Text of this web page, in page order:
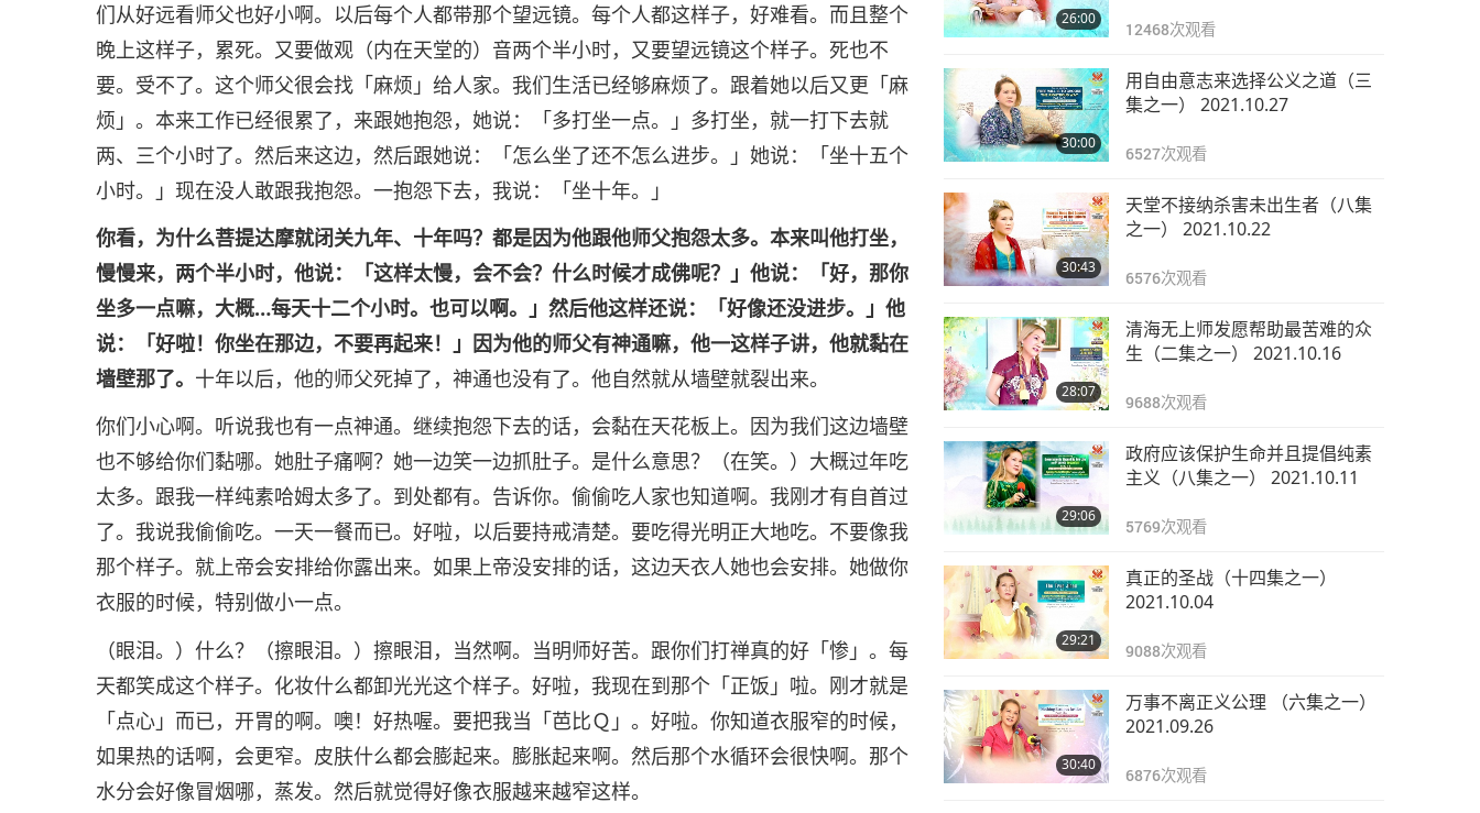
们从好远看师父也好小啊。以后每个人都带那个望远镜。每个人都这样子，好难看。而且整个
晚上这样子，累死。又要做观（内在天堂的）音两个半小时，又要望远镜这个样子。死也不
要。受不了。这个师父很会找「麻烦」给人家。我们生活已经够麻烦了。跟着她以后又更「麻
烦」。本来工作已经很累了，来跟她抱怨，她说：「多打坐一点。」多打坐，就一打下去就
两、三个小时了。然后来这边，然后跟她说：「怎么坐了还不怎么进步。」她说：「坐十五个
小时。」现在没人敢跟我抱怨。一抱怨下去，我说：「坐十年。」
你看，为什么菩提达摩就闭关九年、十年吗？都是因为他跟他师父抱怨太多。本来叫他打坐，
慢慢来，两个半小时，他说：「这样太慢，会不会？什么时候才成佛呢？」他说：「好，那你
坐多一点嘛，大概…每天十二个小时。也可以啊。」然后他这样还说：「好像还没进步。」他
说：「好啦！你坐在那边，不要再起来！」因为他的师父有神通嘛，他一这样子讲，他就黏在
墙壁那了。 十年以后，他的师父死掉了，神通也没有了。他自然就从墙壁就裂出来。
你们小心啊。听说我也有一点神通。继续抱怨下去的话，会黏在天花板上。因为我们这边墙壁
也不够给你们黏哪。她肚子痛啊？她一边笑一边抓肚子。是什么意思？（在笑。）大概过年吃
太多。跟我一样纯素哈姆太多了。到处都有。告诉你。偷偷吃人家也知道啊。我刚才有自首过
了。我说我偷偷吃。一天一餐而已。好啦，以后要持戒清楚。要吃得光明正大地吃。不要像我
那个样子。就上帝会安排给你露出来。如果上帝没安排的话，这边天衣人她也会安排。她做你
衣服的时候，特别做小一点。
（眼泪。）什么？（擦眼泪。）擦眼泪，当然啊。当明师好苦。跟你们打禅真的好「惨」。每
天都笑成这个样子。化妆什么都卸光光这个样子。好啦，我现在到那个「正饭」啦。刚才就是
「点心」而已，开胃的啊。噢！好热喔。要把我当「芭比Ｑ」。好啦。你知道衣服窄的时候，
如果热的话啊，会更窄。皮肤什么都会膨起来。膨胀起来啊。然后那个水循环会很快啊。那个
水分会好像冒烟哪，蒸发。然后就觉得好像衣服越来越窄这样。
26:00
12468次观看
30:00
用自由意志来选择公义之道（三
集之一） 2021.10.27
6527次观看
30:43
天堂不接纳杀害未出生者（八集
之一） 2021.10.22
6576次观看
28:07
清海无上师发愿帮助最苦难的众
生（二集之一） 2021.10.16
9688次观看
29:06
政府应该保护生命并且提倡纯素
主义（八集之一） 2021.10.11
5769次观看
29:21
真正的圣战（十四集之一）
2021.10.04
9088次观看
30:40
万事不离正义公理 （六集之一）
2021.09.26
6876次观看